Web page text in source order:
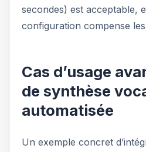
secondes) est acceptable,
configuration compense
Cas d’usage
de synthèse
automatisée
Un exemple concret